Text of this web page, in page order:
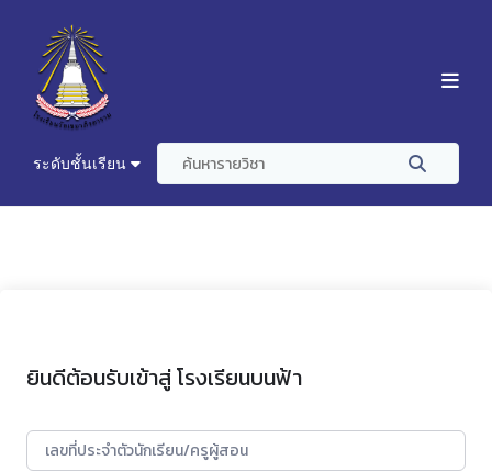
ระดับชั้นเรียน
ยินดีต้อนรับเข้าสู่ โรงเรียนบนฟ้า